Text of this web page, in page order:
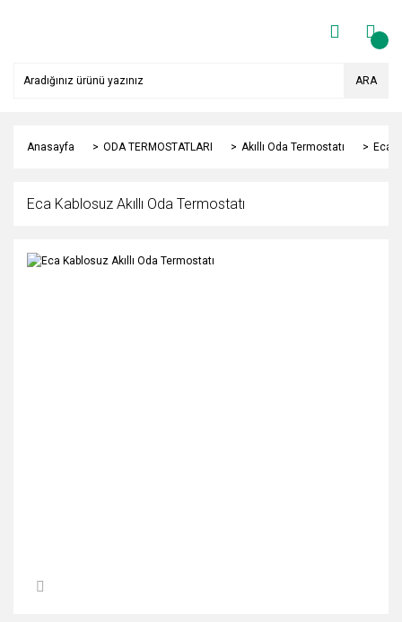
ARA
Anasayfa ODA TERMOSTATLARI Akıllı Oda Termostatı Eca
Eca Kablosuz Akıllı Oda Termostatı